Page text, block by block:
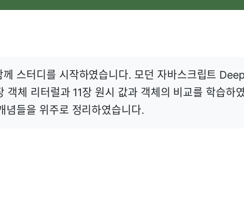
께 스터디를 시작하였습니다. 모던 자바스크립트
객체 리터럴과 11장 원시 값과 객체의 비교를 학습하
념들을 위주로 정리하였습니다.